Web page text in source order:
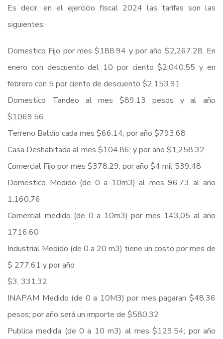
Es decir, en el ejercicio fiscal 2024 las tarifas son las
siguientes:
Domestico Fijo por mes $188.94 y por año $2,267.28. En
enero con descuento del 10 por ciento $2,040.55 y en
febrero con 5 por ciento de descuento $2,153.91.
Domestico Tandeo al mes $89.13 pesos y al año
$1069.56
Terreno Baldío cada mes $66.14; por año $793.68
Casa Deshabitada al mes $104.86; y por año $1,258.32
Comercial Fijo por mes $378.29; por año $4 mil 539.48
Domestico Medido (de 0 a 10m3) al mes 96.73 al año
1,160.76
Comercial medido (de 0 a 10m3) por mes 143,05 al año
1716.60
Industrial Medido (de 0 a 20 m3) tiene un costo por mes de
$ 277.61 y por año
$3, 331.32.
INAPAM Medido (de 0 a 10M3) por mes pagaran $48.36
pesos; por año será un importe de $580.32
Publica medida (de 0 a 10 m3) al mes $129.54; por año